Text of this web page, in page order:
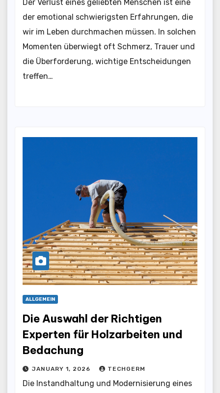
Der Verlust eines geliebten Menschen ist eine
der emotional schwierigsten Erfahrungen, die
wir im Leben durchmachen müssen. In solchen
Momenten überwiegt oft Schmerz, Trauer und
die Überforderung, wichtige Entscheidungen
treffen…
ALLGEMEIN
Die Auswahl der Richtigen
Experten für Holzarbeiten und
Bedachung
JANUARY 1, 2026 TECHGERM
Die Instandhaltung und Modernisierung eines